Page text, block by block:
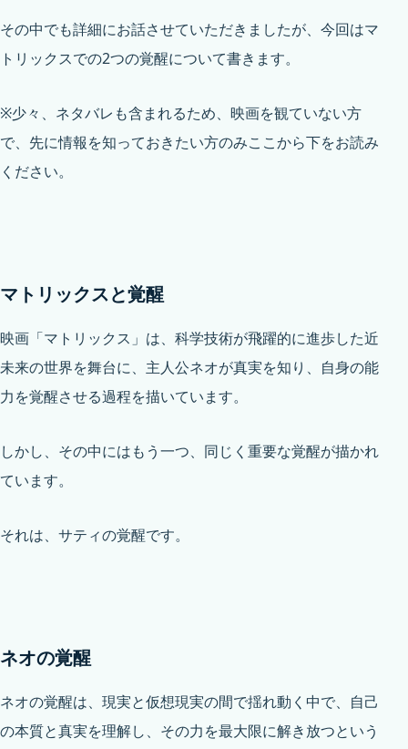
その中でも詳細にお話させていただきましたが、今回はマ
トリックスでの2つの覚醒について書きます。
※少々、ネタバレも含まれるため、映画を観ていない方
で、先に情報を知っておきたい方のみここから下をお読み
ください。
マトリックスと覚醒
映画「マトリックス」は、科学技術が飛躍的に進歩した近
未来の世界を舞台に、主人公ネオが真実を知り、自身の能
力を覚醒させる過程を描いています。
しかし、その中にはもう一つ、同じく重要な覚醒が描かれ
ています。
それは、サティの覚醒です。
ネオの覚醒
ネオの覚醒は、現実と仮想現実の間で揺れ動く中で、自己
の本質と真実を理解し、その力を最大限に解き放つという